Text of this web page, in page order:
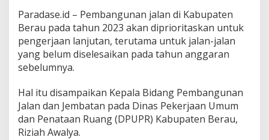
Paradase.id – Pembangunan jalan di Kabupaten
Berau pada tahun 2023 akan diprioritaskan untuk
pengerjaan lanjutan, terutama untuk jalan-jalan
yang belum diselesaikan pada tahun anggaran
sebelumnya.
Hal itu disampaikan Kepala Bidang Pembangunan
Jalan dan Jembatan pada Dinas Pekerjaan Umum
dan Penataan Ruang (DPUPR) Kabupaten Berau,
Riziah Awalya.